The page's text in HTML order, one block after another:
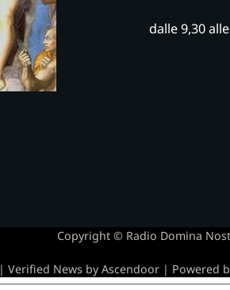
dalle 9,30
Copyright © Radio Domina
| Verified News by Ascendoor| Powered